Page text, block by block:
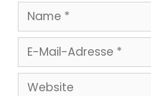
Name
E-
Mail-
Adresse
Website